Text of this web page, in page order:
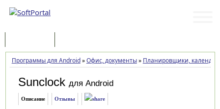
Программы для Android»Офис, документы» Планировщики,
Sunclock для Android
Описание Отзывы